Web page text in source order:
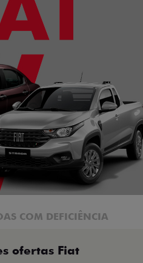
COM DEFICIÊNCIA
ofertas Fiat